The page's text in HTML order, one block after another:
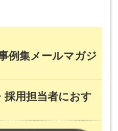
例集メールマガジ
採用担当者におす